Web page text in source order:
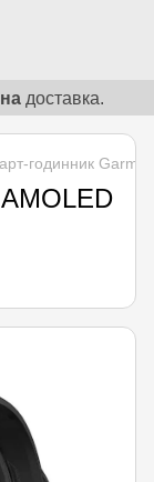
доставка.
годинник